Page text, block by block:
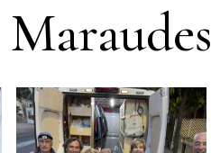
Maraudes